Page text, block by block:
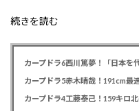
続きを読む
カープドラ4工藤泰己！159キロ